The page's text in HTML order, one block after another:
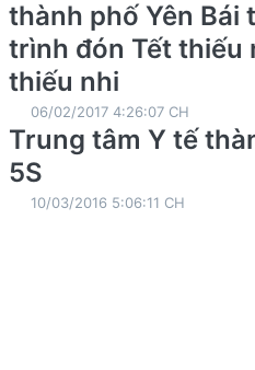
thành phố Yên
trình đón Tết thiếu
thiếu nhi
06/02/2017 4:26:07 CH
Trung tâm Y tế
5S
10/03/2016 5:06:11 CH